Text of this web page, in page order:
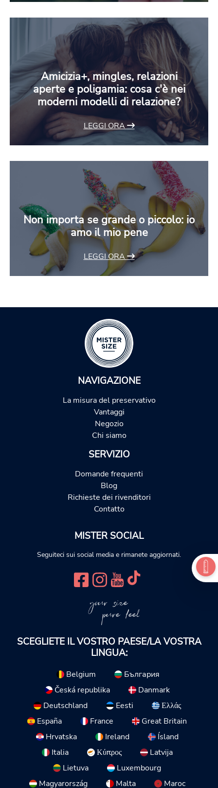
Amicizia+, mingles, relazioni
aperte e poligamia: cosa c'è nei
moderni modelli di relazione?
LEGGI ORA
Non importa se grande o piccolo: io
amo il mio pene
LEGGI ORA
NAVIGAZIONE
La misura del preservativo
Vantaggi
Negozio
Chi siamo
SERVIZIO
Domande frequenti
Blog
Richieste dei rivenditori
Contatto
MISTER SOCIAL
Seguiteci sui social media e rimanete aggiornati.
your size
pure feel
SCEGLIETE IL VOSTRO PAESE/LA VOSTRA
LINGUA:
Belgium
България
Česká republika
Danmark
Deutschland
Eesti
Ελλάς
España
France
Great Britain
Hrvatska
Ireland
Ísland
Italia
Κύπρος
Latvija
Lietuva
Luxembourg
Magyarország
Malta Maroc